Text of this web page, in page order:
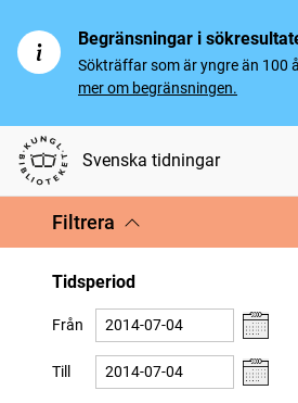
Begränsningar i
Sökträffar som är yngre än 100
mer om begränsningen.
Svenska tidningar
Filtrera
Tidsperiod
Från
Till